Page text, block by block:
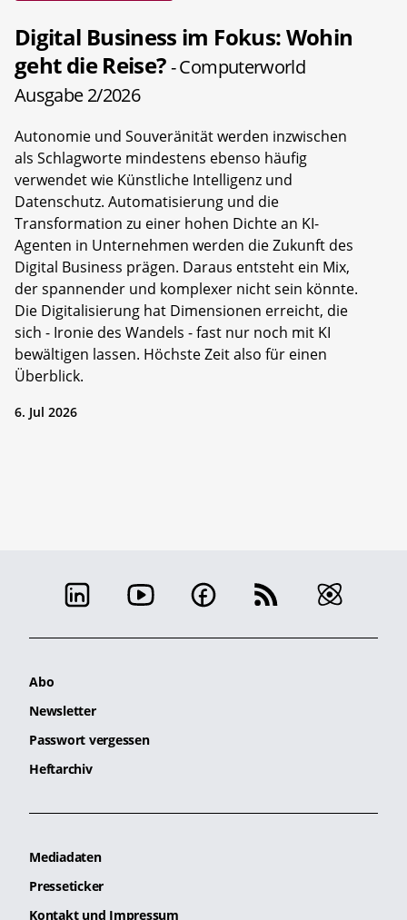
Digital Business im Fokus: Wohin
geht die Reise?- Computerworld
Ausgabe 2/2026
Autonomie und Souveränität werden inzwischen
als Schlagworte mindestens ebenso häufig
verwendet wie Künstliche Intelligenz und
Datenschutz. Automatisierung und die
Transformation zu einer hohen Dichte an KI-
Agenten in Unternehmen werden die Zukunft des
Digital Business prägen. Daraus entsteht ein Mix,
der spannender und komplexer nicht sein könnte.
Die Digitalisierung hat Dimensionen erreicht, die
sich - Ironie des Wandels - fast nur noch mit KI
bewältigen lassen. Höchste Zeit also für einen
Überblick.
6. Jul 2026
Abo
Newsletter
Passwort vergessen
Heftarchiv
Mediadaten
Presseticker
Kontakt und Impressum